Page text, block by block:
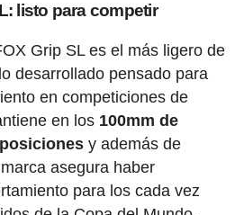
listo para competir
Grip SL es el más ligero de
desarrollado pensado para
en competiciones de
en los 100mm de
y además de
asegura haber
para los cada vez